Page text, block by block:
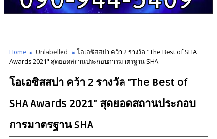
Home Unlabelled
โอเอซิสสปา คว้า 2 รางวัล "The Best of SHA
Awards 2021" สุดยอดสถานประกอบการมาตรฐาน SHA
โอเอซิสสปา คว้า 2 รางวัล "The Best of
SHA Awards 2021" สุดยอดสถานประกอบ
การมาตรฐาน SHA